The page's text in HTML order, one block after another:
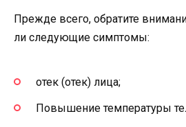
Прежде всего, обратите
ли следующие симптомы:
отек (отек) лица;
Повышение температуры